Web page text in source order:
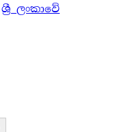
ශ්‍රී ලංකාවේ